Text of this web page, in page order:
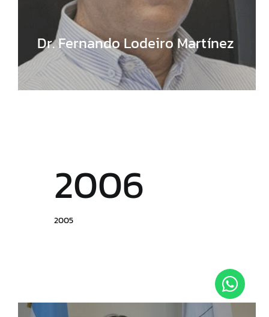
Dr. Fernando Lodeiro Martínez
2006
2005